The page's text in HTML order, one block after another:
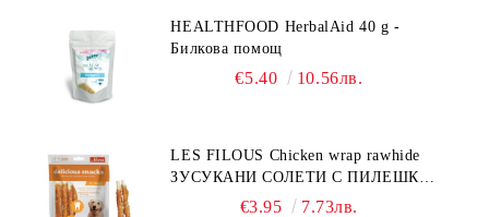
HEALTHFOOD HerbalAid 40 g -
Билкова помощ
€5.40 10.56лв.
LES FILOUS Chicken wrap rawhide
ЗУСУКАНИ СОЛЕТИ С ПИЛЕШКО,
лакомство за куче, 100 г
€3.95 7.73лв.